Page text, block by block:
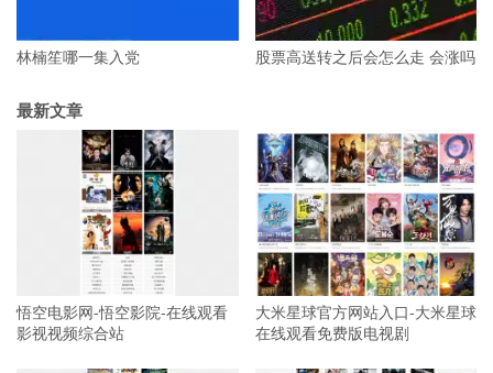
林楠笙哪一集入党 股票高送转之后会怎么走 会涨吗
最新文章
悟空电影网-悟空影院-在线观看
影视视频综合站
大米星球官方网站入口-大米星球
在线观看免费版电视剧